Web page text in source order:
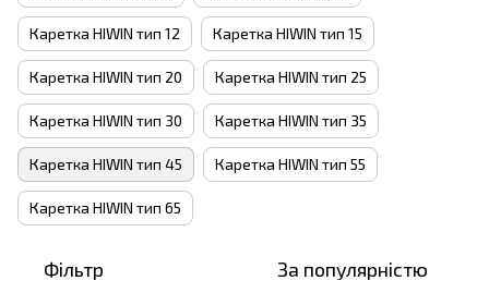
Каретка HIWIN тип 12 Каретка HIWIN тип 15
Каретка HIWIN тип 20 Каретка HIWIN тип 25
Каретка HIWIN тип 30 Каретка HIWIN тип 35
Каретка HIWIN тип 45 Каретка HIWIN тип 55
Каретка HIWIN тип 65
Фільтр За популярністю